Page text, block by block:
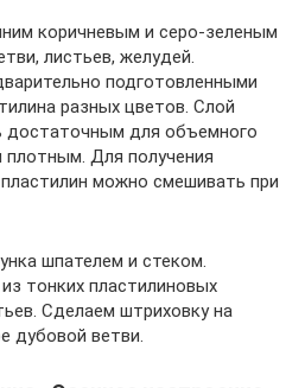
коричневым и серо-зеленым
листьев, желудей.
подготовленными
разных цветов. Слой
достаточным для объемного
Для получения
можно смешивать при
шпателем и стеком.
тонких пластилиновых
Сделаем штриховку на
дубовой ветви.